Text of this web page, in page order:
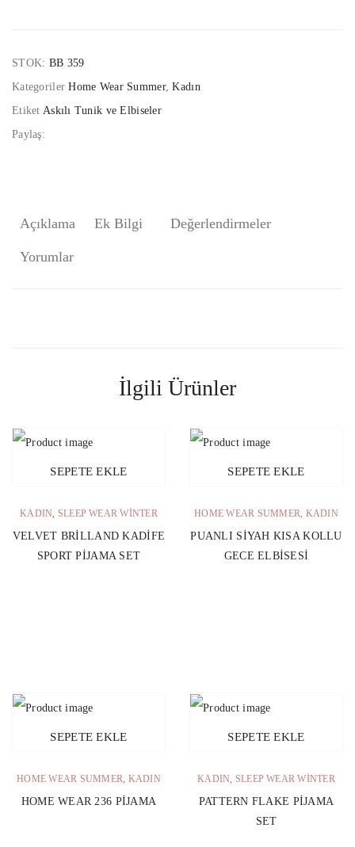
STOK: BB 359
KategorilerHome Wear Summer,Kadın
Etiket Askılı Tunik ve Elbiseler
Paylaş:
Açıklama Ek Bilgi Değerlendirmeler
Yorumlar
İlgili Ürünler
SEPETE EKLE
KADIN, SLEEP WEAR WINTER
VELVET BRILLAND KADIFE
SPORT PIJAMA SET
SEPETE EKLE
HOME WEAR SUMMER, KADIN
PUANLI SIYAH KISA KOLLU
GECE ELBISESI
SEPETE EKLE
HOME WEAR SUMMER, KADIN
HOME WEAR 236 PIJAMA
SEPETE EKLE
KADIN, SLEEP WEAR WINTER
PATTERN FLAKE PIJAMA
SET